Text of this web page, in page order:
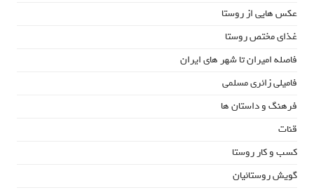
عکس هایی از روستا
غذای مختص روستا
فاصله امیران تا شهر های ایران
فامیلی زائری مسلمی
فرهنگ و داستان ها
قنات
کسب و کار روستا
گویش روستائیان